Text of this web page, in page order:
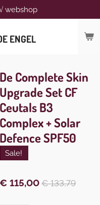
ENGEL
webshop
De Complete Skin
Upgrade Set CF
Ceutals B3
Complex + Solar
Defence SPF50
Sale!
€ 115,00 € 133,79